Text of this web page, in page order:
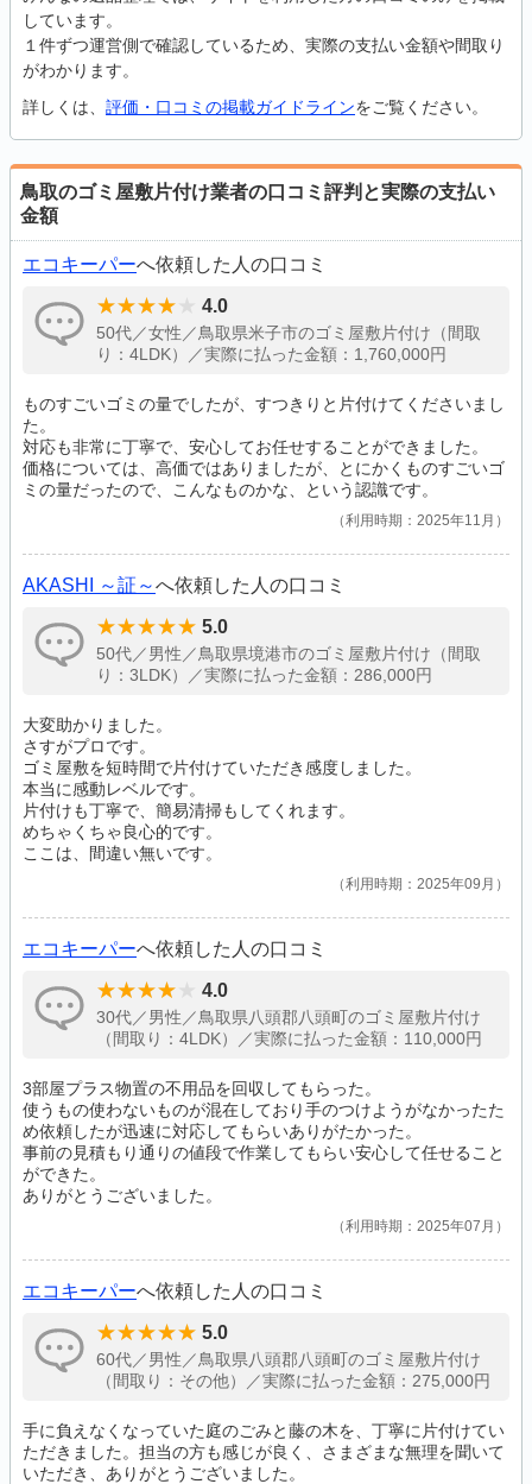
しています。
１件ずつ運営側で確認しているため、実際の支払い金額や間取り
がわかります。
詳しくは、 評価・口コミの掲載ガイドラインをご覧ください。
鳥取のゴミ屋敷片付け業者の口コミ評判と実際の支払い
金額
エコキーパーへ依頼した人の口コミ
4.0
50代／女性／鳥取県米子市のゴミ屋敷片付け（間取
り：4LDK）／実際に払った金額：1,760,000円
ものすごいゴミの量でしたが、すつきりと片付けてくださいまし
た。
対応も非常に丁寧で、安心してお任せすることができました。
価格については、高価ではありましたが、とにかくものすごいゴ
ミの量だったので、こんなものかな、という認識です。
利用時期：2025年11月
AKASHI ～証～へ依頼した人の口コミ
5.0
50代／男性／鳥取県境港市のゴミ屋敷片付け（間取
り：3LDK）／実際に払った金額：286,000円
大変助かりました。
さすがプロです。
ゴミ屋敷を短時間で片付けていただき感度しました。
本当に感動レベルです。
片付けも丁寧で、簡易清掃もしてくれます。
めちゃくちゃ良心的です。
ここは、間違い無いです。
利用時期：2025年09月
エコキーパーへ依頼した人の口コミ
4.0
30代／男性／鳥取県八頭郡八頭町のゴミ屋敷片付け
（間取り：4LDK）／実際に払った金額：110,000円
3部屋プラス物置の不用品を回収してもらった。
使うもの使わないものが混在しており手のつけようがなかったた
め依頼したが迅速に対応してもらいありがたかった。
事前の見積もり通りの値段で作業してもらい安心して任せること
ができた。
ありがとうございました。
利用時期：2025年07月
エコキーパーへ依頼した人の口コミ
5.0
60代／男性／鳥取県八頭郡八頭町のゴミ屋敷片付け
（間取り：その他）／実際に払った金額：275,000円
手に負えなくなっていた庭のごみと藤の木を、丁寧に片付けてい
ただきました。担当の方も感じが良く、さまざまな無理を聞いて
いただき、ありがとうございました。